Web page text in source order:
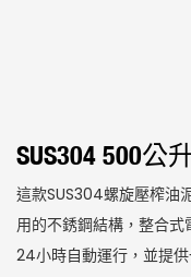
SUS304 500公
這款SUS304螺旋壓榨油
用的不銹鋼結構，整合
24小時自動運行，並提